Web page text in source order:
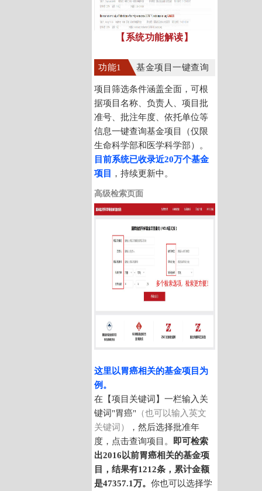
【系统功能解读】
功能1 基金项目一键查询
项目筛选条件涵盖全面，可根
据项目名称、负责人、项目批
准号、批注年度、依托单位等
信息一键查询基金项目（仅限
生命科学部和医学科学部）。
目前系统已收录近20万个基金
项目
，持续更新中。
高级检索页面
这里以胃癌相关的基金项目为
例。
在【项目关键词】一栏输入关
键词"胃癌" （也可以输入英文
关键词）
，然后选择批准年
度，点击查询项目。
即可检索
出2016以前胃癌相关的基金项
目
，结果有1212条，累计金额
是47357.1万。你也可以选择学